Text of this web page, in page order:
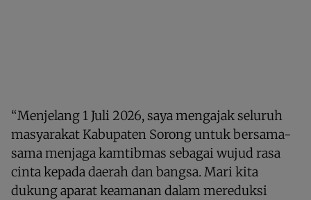
“Menjelang 1 Juli 2026, saya mengajak seluruh
masyarakat Kabupaten Sorong untuk bersama-
sama menjaga kamtibmas sebagai wujud rasa
cinta kepada daerah dan bangsa. Mari kita
dukung aparat keamanan dalam mereduksi